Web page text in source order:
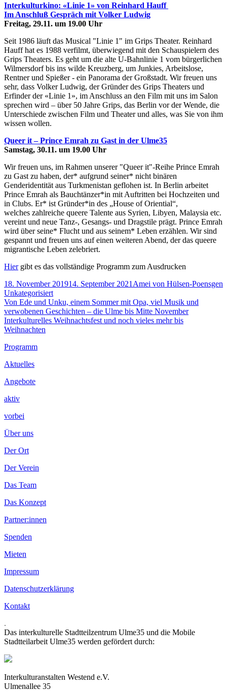
Interkulturkino: «Linie 1» von Reinhard Hauff
Im Anschluß Gespräch mit Volker Ludwig
Freitag, 29.11. um 19.00 Uhr
Seit 1986 läuft das Musical "Linie 1" im Grips Theater. Reinhard
Hauff hat es 1988 verfilmt, überwiegend mit den Schauspielern des
Grips Theaters. Es geht um die alte U-Bahnlinie 1 vom bürgerlichen
Wilmersdorf bis ins wilde Kreuzberg, um Junkies, Arbeitslose,
Rentner und Spießer - ein Panorama der Großstadt. Wir freuen uns
sehr, dass Volker Ludwig, der Gründer des Grips Theaters und
Erfinder der «Linie 1», im Anschluss an den Film mit uns im Salon
sprechen wird – über 50 Jahre Grips, das Berlin vor der Wende, die
Unterschiede zwischen Film und Theater und alles, was Sie von ihm
wissen wollen.
Queer it – Prince Emrah zu Gast in der Ulme35
Samstag, 30.11. um 19.00 Uhr
Wir freuen uns, im Rahmen unserer "Queer it"-Reihe Prince Emrah
zu Gast zu haben, der* aufgrund seiner* nicht binären
Genderidentität aus Turkmenistan geflohen ist. In Berlin arbeitet
Prince Emrah als Bauchtänzer*in mit Auftritten bei Hochzeiten und
in Clubs. Er* ist Gründer*in des „House of Oriential“,
welches zahlreiche queere Talente aus Syrien, Libyen, Malaysia etc.
vereint und neue Tanz-, Gesangs- und Dragstile prägt. Prince Emrah
wird über seine* Flucht und aus seinem* Leben erzählen. Wir sind
gespannt und freuen uns auf einen weiteren Abend, der das queere
migrantische Leben zelebriert.
Hiergibt es das vollständige Programm zum Ausdrucken
Veröffentlicht
am
18. November 201914. September 2021 Autor
Amei von Hülsen-Poensgen
Unkategorisiert
Beitragsnavigation
Vorheriger
Beitrag:
Von Ede und Unku, einem Sommer mit Opa, viel Musik und
verwobenen Geschichten – die Ulme bis Mitte November
Nächster
Beitrag
Interkulturelles Weihnachtsfest und noch vieles mehr bis
Weihnachten
Footer
Inhalt
Programm
Aktuelles
Angebote
aktiv
vorbei
Über uns
Der Ort
Der Verein
Das Team
Das Konzept
Partner:innen
Spenden
Mieten
Impressum
Datenschutzerklärung
Kontakt
.
Das interkulturelle Stadtteilzentrum Ulme35 und die Mobile
Stadtteilarbeit Ulme35 werden gefördert durch:
Interkulturanstalten Westend e.V.
Ulmenallee 35